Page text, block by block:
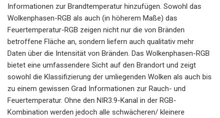
Informationen zur Brandtemperatur hinzufügen. Sowohl das
Wolkenphasen-RGB als auch (in höherem Maße) das
Feuertemperatur-RGB zeigen nicht nur die von Bränden
betroffene Fläche an, sondern liefern auch qualitativ mehr
Daten über die Intensität von Bränden. Das Wolkenphasen-RGB
bietet eine umfassendere Sicht auf den Brandort und zeigt
sowohl die Klassifizierung der umliegenden Wolken als auch bis
zu einem gewissen Grad Informationen zur Rauch- und
Feuertemperatur. Ohne den NIR3.9-Kanal in der RGB-
Kombination werden jedoch alle schwächeren/ kleinere